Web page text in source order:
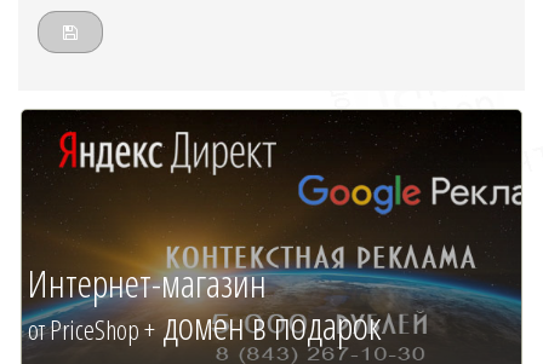
Интернет-магазин
от PriceShop +домен в подарок